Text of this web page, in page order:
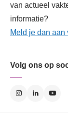
van actueel
informatie?
Meld je dan
Volg ons op